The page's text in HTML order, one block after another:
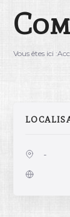
Vous êtes ici :
-